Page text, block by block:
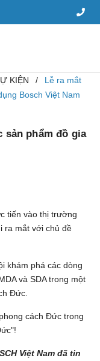
KIỆN /
Lễ ra mắt
Bosch Việt Nam
sản phẩm đồ gia
tiến vào thị trường
ra mắt với chủ đề
khám phá các dòng
và SDA trong một
Đức.
cách Đức trong
Việt Nam đã tin